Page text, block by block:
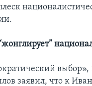
выбор»,
заявил, что к